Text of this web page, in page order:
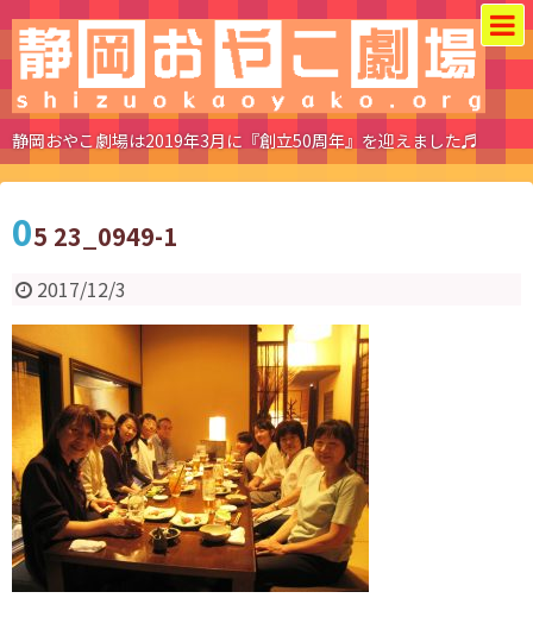
静岡おやこ劇場は2019年3月に『創立50周年』を迎えました♬
05 23_0949-1
2017/12/3